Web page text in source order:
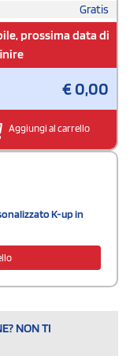
Gratis
prossima data di
€0,00
Aggiungi al carrello
K-up in
NON TI